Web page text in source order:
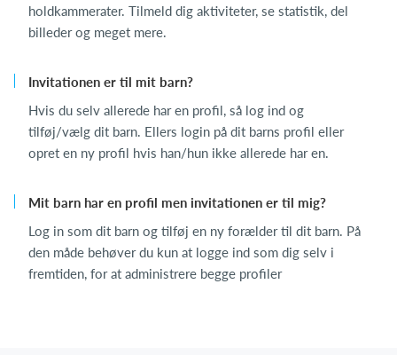
holdkammerater. Tilmeld dig aktiviteter, se statistik, del
billeder og meget mere.
Invitationen er til mit barn?
Hvis du selv allerede har en profil, så log ind og
tilføj/vælg dit barn. Ellers login på dit barns profil eller
opret en ny profil hvis han/hun ikke allerede har en.
Mit barn har en profil men invitationen er til mig?
Log in som dit barn og tilføj en ny forælder til dit barn. På
den måde behøver du kun at logge ind som dig selv i
fremtiden, for at administrere begge profiler